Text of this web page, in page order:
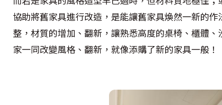
協助將舊家具進行改造，是能讓舊家具煥然一新的
整，材質的增加、翻新，讓熟悉高度的桌椅、櫃體
家一同改變風格、翻新，就像添購了新的家具一般！